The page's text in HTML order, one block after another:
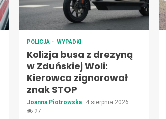
POLICJA WYPADKI
Kolizja busa z drezyną
w Zduńskiej Woli:
Kierowca zignorował
znak STOP
Joanna Piotrowska
4 sierpnia 2026
27